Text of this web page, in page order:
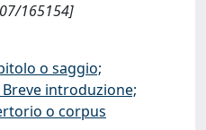
165154]
o saggio;
introduzione;
o corpus